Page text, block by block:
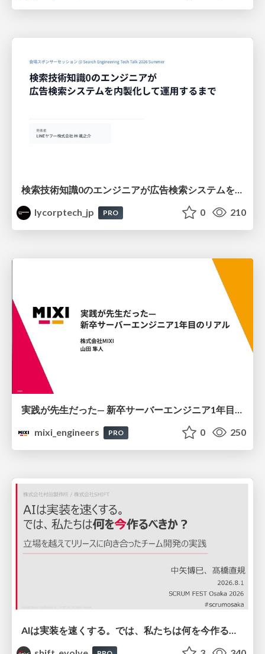
検索技術知識0のエンジニアが広告検索システムを内製化して運用するまで
lycorptech_jp
PRO 0 210
実践が先生だった— 新卒サーバーエンジニア1年目のリアル
mixi_engineers
PRO 0 250